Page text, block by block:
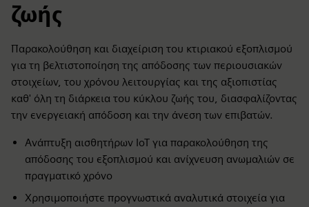
ζωής
Παρακολούθηση και διαχείριση του κτιριακού εξοπλισμού
για τη βελτιστοποίηση της απόδοσης των περιουσιακών
στοιχείων, του χρόνου λειτουργίας και της αξιοπιστίας
καθ' όλη τη διάρκεια του κύκλου ζωής του, διασφαλίζοντας
την ενεργειακή απόδοση και την άνεση των επιβατών.
Ανάπτυξη αισθητήρων IoT για παρακολούθηση της
απόδοσης του εξοπλισμού και ανίχνευση ανωμαλιών σε
πραγματικό χρόνο
Χρησιμοποιήστε προγνωστικά αναλυτικά στοιχεία για